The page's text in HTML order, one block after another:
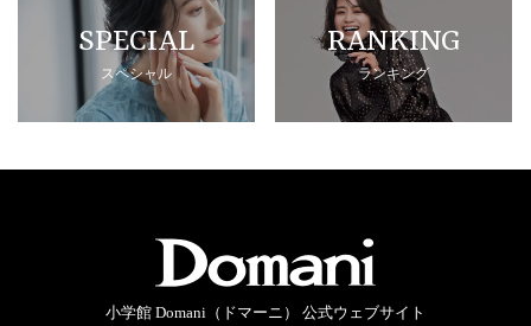
SPECIAL
スペシャル
RANKING
ランキング
小学館 Domani（ドマーニ） 公式ウェブサイト